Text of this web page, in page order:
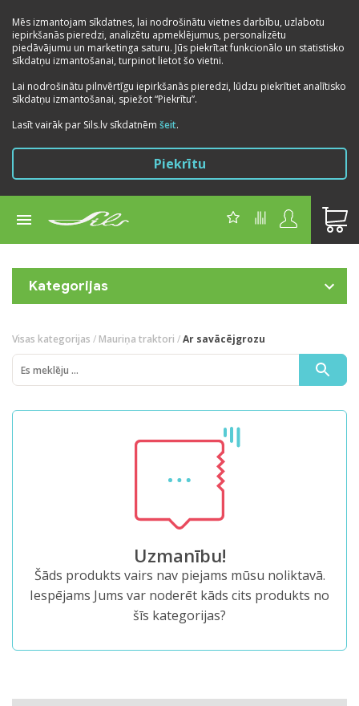
Mēs izmantojam sīkdatnes, lai nodrošinātu vietnes darbību, uzlabotu
iepirkšanās pieredzi, analizētu apmeklējumus, personalizētu
piedāvājumu un marketinga saturu. Jūs piekrītat funkcionālo un statistisko
sīkdatņu izmantošanai, turpinot lietot šo vietni.
Lai nodrošinātu pilnvērtīgu iepirkšanās pieredzi, lūdzu piekrītiet analītisko
sīkdatņu izmantošanai, spiežot “Piekrītu”.
Lasīt vairāk par Sils.lv sīkdatnēm šeit.
Piekrītu
Kategorijas
Visas kategorijas / Mauriņa traktori /Ar savācējgrozu
Uzmanību!
Šāds produkts vairs nav piejams mūsu noliktavā.
Iespējams Jums var noderēt kāds cits produkts no
šīs kategorijas?